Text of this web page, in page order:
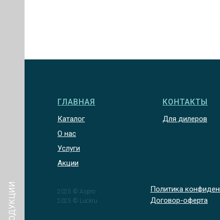
ГЛАВНАЯ
Каталог
О нас
Услуги
Акции
КОНТАКТЫ
Для дилеров
2025 © Aspro
2025 © Luckru
Политика
Договор-оферта